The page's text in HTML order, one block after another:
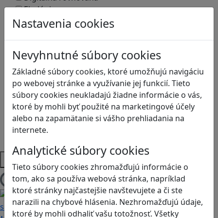
Nastavenia cookies
Nevyhnutné súbory cookies
Základné súbory cookies, ktoré umožňujú navigáciu
po webovej stránke a využívanie jej funkcií. Tieto
súbory cookies neukladajú žiadne informácie o vás,
ktoré by mohli byť použité na marketingové účely
alebo na zapamätanie si vášho prehliadania na
internete.
Analytické súbory cookies
Tieto súbory cookies zhromažďujú informácie o
tom, ako sa používa webová stránka, napríklad
ktoré stránky najčastejšie navštevujete a či ste
narazili na chybové hlásenia. Nezhromažďujú údaje,
ktoré by mohli odhaliť vašu totožnosť. Všetky
Ekológia
Globálne vzdelávanie
Kyberšikana
Logické myslenie
Ľudské práva a tolerancia
Motorika a koncentrácia
Programovanie/Technika
Sociálne zručnosti a kooperácia
Strategické myslenie
Platformy
Načítam blogy